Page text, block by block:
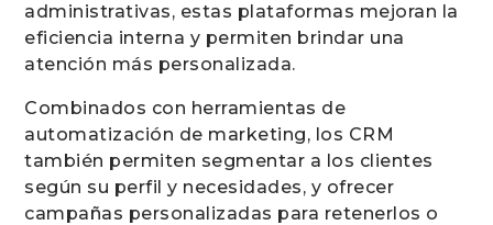
administrativas, estas plataformas mejoran la
eficiencia interna y permiten brindar una
atención más personalizada.
Combinados con herramientas de
automatización de marketing, los CRM
también permiten segmentar a los clientes
según su perfil y necesidades, y ofrecer
campañas personalizadas para retenerlos o